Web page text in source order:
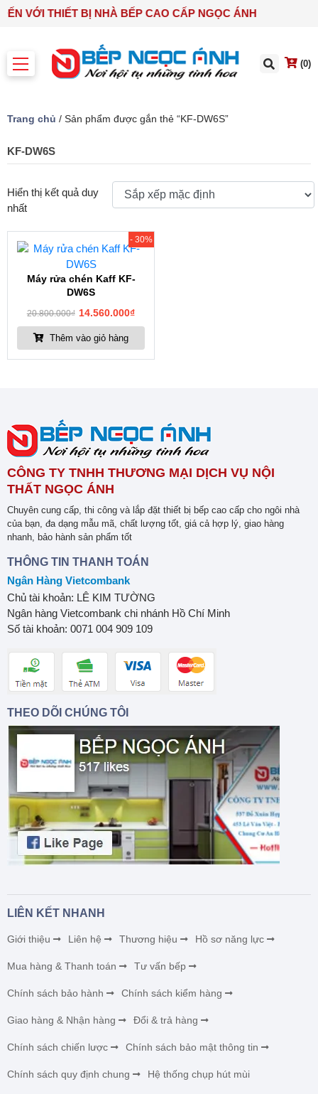
VỚI THIẾT BỊ NHÀ BẾP CAO CẤP NGỌC ÁNH
(0)
Trang chủ / Sản phẩm được gắn thẻ “KF-DW6S”
KF-DW6S
Hiển thị kết quả duy
nhất
- 30%
Máy rửa chén Kaff KF-
DW6S
20.800.000₫ 14.560.000₫
Thêm vào giỏ hàng
CÔNG TY TNHH THƯƠNG MẠI DỊCH VỤ NỘI
THẤT NGỌC ÁNH
Chuyên cung cấp, thi công và lắp đặt thiết bị bếp cao cấp cho ngôi nhà
của bạn, đa dạng mẫu mã, chất lượng tốt, giá cả hợp lý, giao hàng
nhanh, bảo hành sản phẩm tốt
THÔNG TIN THANH TOÁN
Ngân Hàng Vietcombank
Chủ tài khoản: LÊ KIM TƯỜNG
Ngân hàng Vietcombank chi nhánh Hồ Chí Minh
Số tài khoản: 0071 004 909 109
THEO DÕI CHÚNG TÔI
LIÊN KẾT NHANH
Giới thiệu Liên hệ Thương hiệu Hồ sơ năng lực
Mua hàng & Thanh toán Tư vấn bếp
Chính sách bảo hành Chính sách kiểm hàng
Giao hàng & Nhận hàng Đổi & trả hàng
Chính sách chiến lược Chính sách bảo mật thông tin
Chính sách quy định chung Hệ thống chụp hút mùi